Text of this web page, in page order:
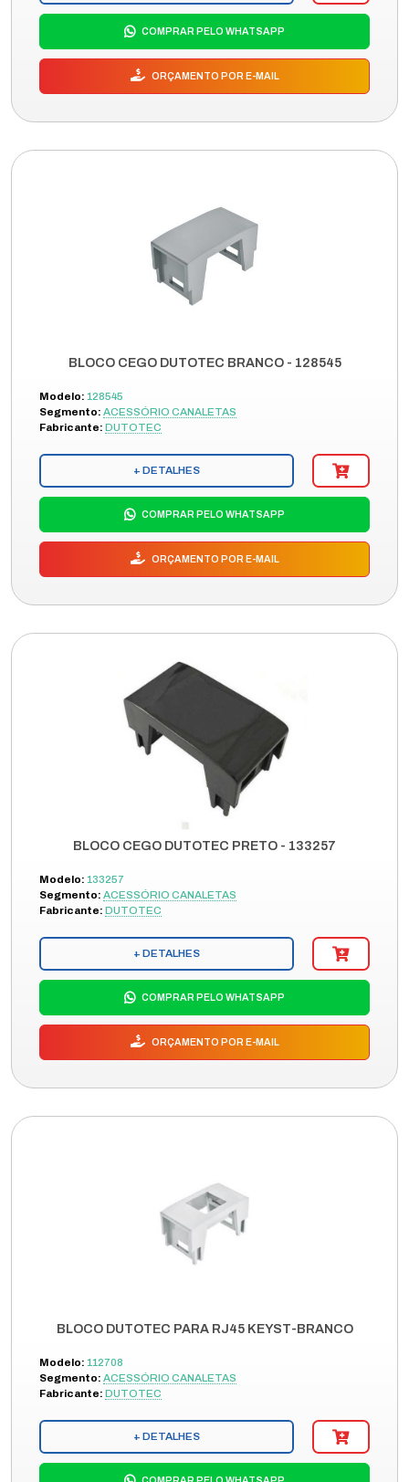
COMPRAR PELO WHATSAPP
ORÇAMENTO POR E-MAIL
BLOCO CEGO DUTOTEC BRANCO - 128545
Modelo: 128545
Segmento: ACESSÓRIO CANALETAS
Fabricante: DUTOTEC
+ DETALHES
COMPRAR PELO WHATSAPP
ORÇAMENTO POR E-MAIL
BLOCO CEGO DUTOTEC PRETO - 133257
Modelo: 133257
Segmento: ACESSÓRIO CANALETAS
Fabricante: DUTOTEC
+ DETALHES
COMPRAR PELO WHATSAPP
ORÇAMENTO POR E-MAIL
BLOCO DUTOTEC PARA RJ45 KEYST-BRANCO
Modelo: 112708
Segmento: ACESSÓRIO CANALETAS
Fabricante: DUTOTEC
+ DETALHES